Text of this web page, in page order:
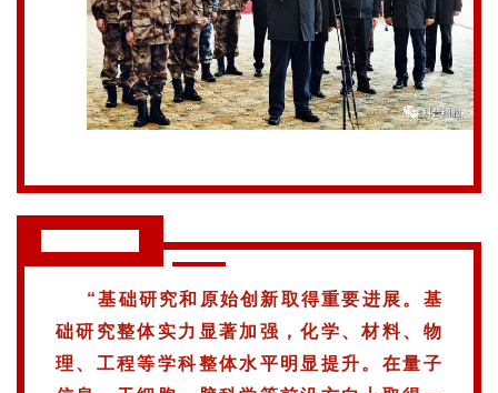
“基础研究和原始创新取得重要进展。基
础研究整体实力显著加强，化学、材料、物
理、工程等学科整体水平明显提升。在量子